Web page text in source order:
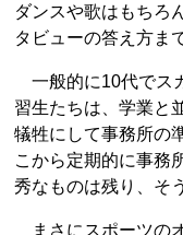
ダンスや歌はもちろ
タビューの答え方ま
一般的に10代でス
習生たちは、学業と
犠牲にして事務所の
こから定期的に事務
秀なものは残り、そ
まさにスポーツの